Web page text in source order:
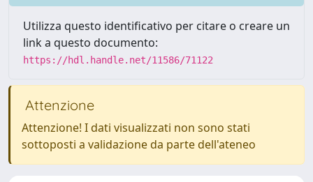
Utilizza questo identificativo per citare o creare un
link a questo documento:
https://hdl.handle.net/11586/71122
Attenzione
Attenzione! I dati visualizzati non sono stati
sottoposti a validazione da parte dell'ateneo